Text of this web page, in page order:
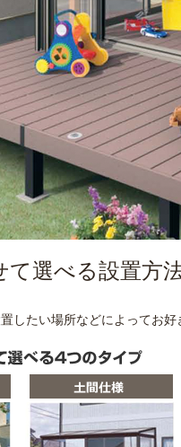
選べる設置方
したい場所などによってお好